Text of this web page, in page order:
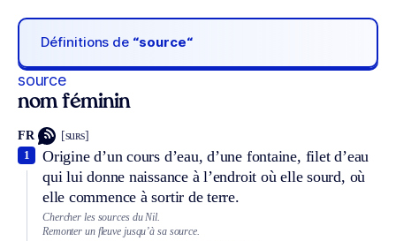
Définitions de “source“
source
nom féminin
FR [suʀs]
Origine d’un cours d’eau, d’une fontaine, filet d’eau
qui lui donne naissance à l’endroit où elle sourd, où
elle commence à sortir de terre.
1
Chercher les sources du Nil.
Remonter un fleuve jusqu’à sa source.